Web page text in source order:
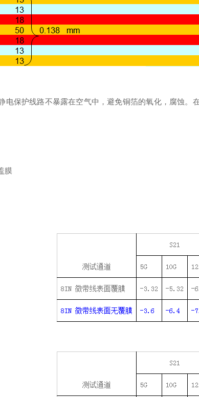
保护线路不暴露在空气中，避免铜箔的氧化，腐蚀
膜